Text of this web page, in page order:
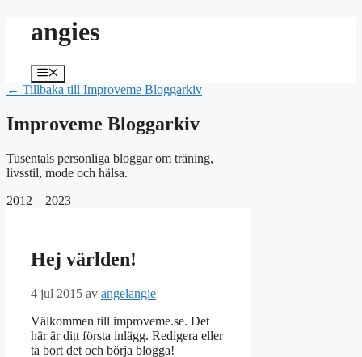
angies
Meny
← Tillbaka till Improveme Bloggarkiv
Improveme Bloggarkiv
Tusentals personliga bloggar om träning,
livsstil, mode och hälsa.
2012 – 2023
Hej världen!
4 jul 2015 av angelangie
Välkommen till improveme.se. Det
här är ditt första inlägg. Redigera eller
ta bort det och börja blogga!